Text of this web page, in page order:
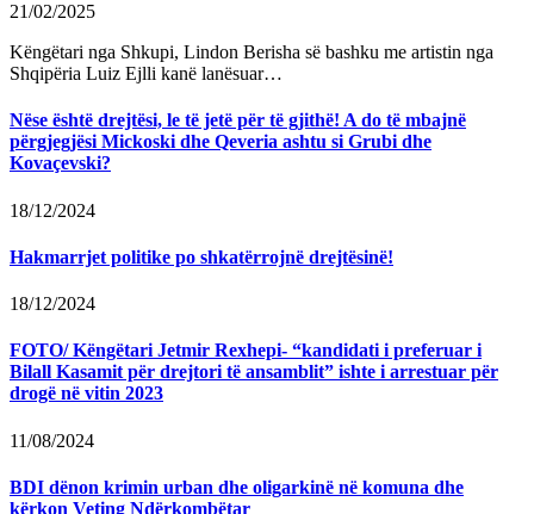
21/02/2025
Këngëtari nga Shkupi, Lindon Berisha së bashku me artistin nga
Shqipëria Luiz Ejlli kanë lanësuar…
Nëse është drejtësi, le të jetë për të gjithë! A do të mbajnë
përgjegjësi Mickoski dhe Qeveria ashtu si Grubi dhe
Kovaçevski?
18/12/2024
Hakmarrjet politike po shkatërrojnë drejtësinë!
18/12/2024
FOTO/ Këngëtari Jetmir Rexhepi- “kandidati i preferuar i
Bilall Kasamit për drejtori të ansamblit” ishte i arrestuar për
drogë në vitin 2023
11/08/2024
BDI dënon krimin urban dhe oligarkinë në komuna dhe
kërkon Veting Ndërkombëtar